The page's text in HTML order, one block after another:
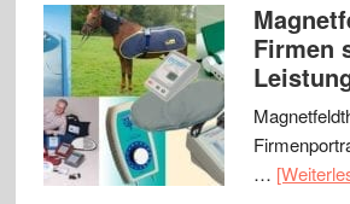
Firmen
…